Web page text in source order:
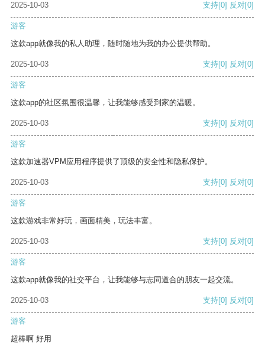
2025-10-03 支持[0] 反对[0]
游客
这款app就像我的私人助理，随时随地为我的办公提供帮助。
2025-10-03 支持[0] 反对[0]
游客
这款app的社区氛围很温馨，让我能够感受到家的温暖。
2025-10-03 支持[0] 反对[0]
游客
这款加速器VPM应用程序提供了顶级的安全性和隐私保护。
2025-10-03 支持[0] 反对[0]
游客
这款游戏非常好玩，画面精美，玩法丰富。
2025-10-03 支持[0] 反对[0]
游客
这款app就像我的社交平台，让我能够与志同道合的朋友一起交流。
2025-10-03 支持[0] 反对[0]
游客
超棒啊 好用